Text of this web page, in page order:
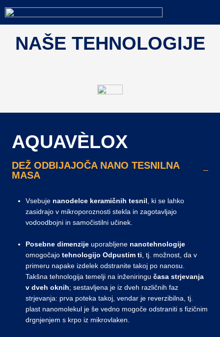
NAŠE TEHNOLOGIJE
AQUAVÈLOX
DEŽ ODBIJAJOČA NANO TESNILNA
MASA
Vsebuje nanodelce keramičnih tesnil, ki se lahko
zasidrajo v mikroporoznosti stekla in zagotavljajo
vodoodbojni in samočistilni učinek.
Posebne dimenzije uporabljene nanotehnologije
omogočajo tehnologijo Odpustim ti, tj. možnost, da v
primeru napake izdelek odstranite takoj po nanosu.
Takšna tehnologija temelji na inženiringu časa strjevanja
v dveh oknih; sestavljena je iz dveh različnih faz
strjevanja: prva poteka takoj, vendar je reverzibilna, tj.
plast nanomolekul je še vedno mogoče odstraniti s fizičnim
drgnjenjem s krpo iz mikrovlaken.